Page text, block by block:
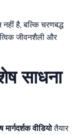
है, बल्कि चरणबद्ध
जीवनशैली और
साधना
वीडियोतैयार